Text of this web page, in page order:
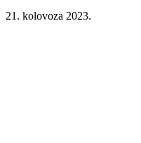
21. kolovoza 2023.